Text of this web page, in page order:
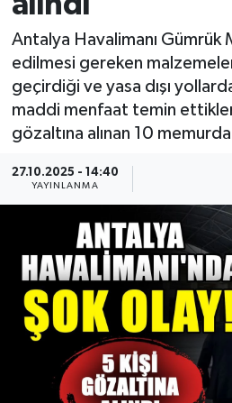
Antalya Havalimanı Gümrük
edilmesi gereken
geçirdiği ve yasa dışı
maddi menfaat temin
gözaltına alınan 10
27.10.2025 - 14:40
YAYINLANMA
Ekonomi
Genel
Görüntülü Haber
Güncel
Kültür & Sanat
Magazin
Resmi İlan
Sağlık & Yaşam
Tüm Manşetler
Son Dakika Haberleri
Haber Arşivi